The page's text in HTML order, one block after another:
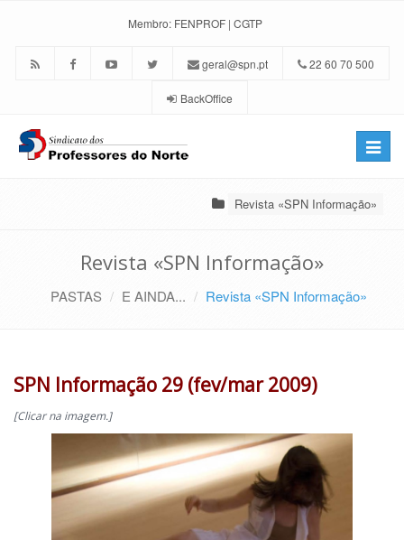
Membro: FENPROF | CGTP
geral@spn.pt 22 60 70 500
BackOffice
Toggle
Revista «SPN Informação»
Revista «SPN Informação»
PASTAS E AINDA... Revista «SPN Informação»
SPN Informação 29 (fev/mar 2009)
[Clicar na imagem.]